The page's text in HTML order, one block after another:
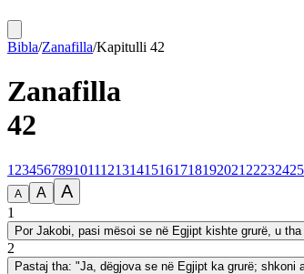
Bibla/Zanafilla/Kapitulli 42
Zanafilla
42
1 23456789101112131415161718192021 22232425
A A A
1
Por Jakobi, pasi mësoi se në Egjipt kishte grurë, u
2
Pastaj tha: "Ja, dëgjova se në Egjipt ka grurë; shkoni